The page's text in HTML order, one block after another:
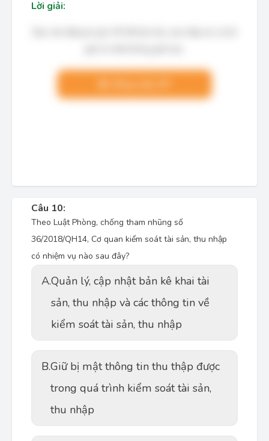
Lời giải:
Câu 10:
Theo Luật Phòng, chống tham nhũng số
36/2018/QH14, Cơ quan kiểm soát tài sản, thu nhập
có nhiệm vụ nào sau đây?
A.Quản lý, cập nhật bản kê khai tài
sản, thu nhập và các thông tin về
kiểm soát tài sản, thu nhập
B.Giữ bị mật thông tin thu thập được
trong quá trình kiểm soát tài sản,
thu nhập